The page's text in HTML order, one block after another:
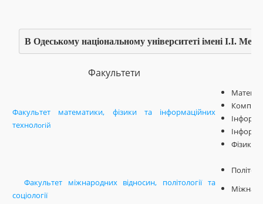
В Одеському національному університеті імені І.І.
Факультети
Факультет математики, фізики та інформаційних
технологій
Фізика
Факультет міжнародних відносин, політології та
соціології